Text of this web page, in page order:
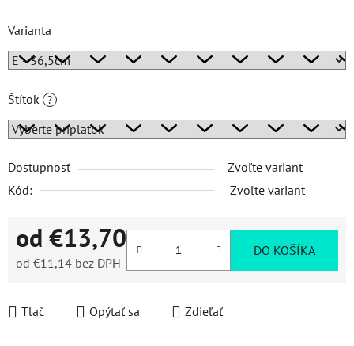
Varianta
Štítok ?
Dostupnosť
Zvoľte variant
Kód:
Zvoľte variant
od €13,70
od €11,14 bez DPH
DO KOŠÍKA
Tlač Opýtať sa Zdieľať